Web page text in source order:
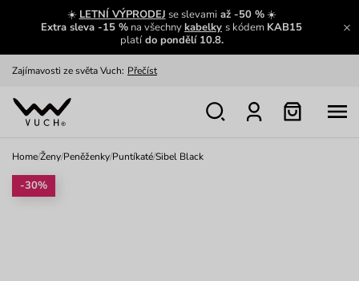
☀️ LETNÍ VÝPRODEJ se slevamiaž -50 %☀️
Extra sleva -15 % na všechnykabelky s kódem KAB15
platído pondělí 10.8.
Zajímavosti ze světa Vuch: Přečíst
Výměna a vrácení zdarma Zobrazit
Oblíbenci jsou zpět
Home/Ženy/Peněženky/Puntíkaté/Sibel Black
-30%